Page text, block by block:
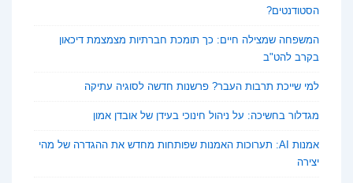
הסטודנטים?
המשפחה שמצילה חיים: כך תומכת חברתיות מצמצמת דיכאון
בקרב להט"ב
למי שייכת תרבות העבר? פרשנות חדשה לסוגיה עתיקה
מגדלור בחשיכה: על ניהול חינוכי בעידן של אובדן אמון
אמנות AI: תערוכות האמנות שפותחות מחדש את ההגדרה של מהי
יצירה